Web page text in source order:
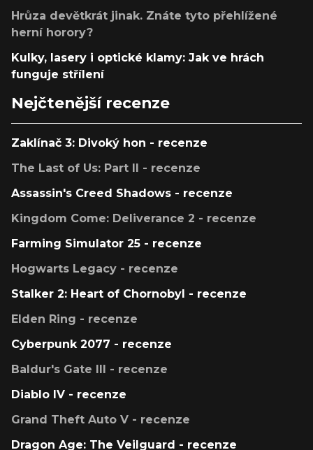
Hrůza devětkrát jinak. Znáte tyto přehlížené
herní horory?
Kulky, lasery i optické klamy: Jak ve hrách
funguje střílení
Nejčtenější recenze
Zaklínač 3: Divoký hon - recenze
The Last of Us: Part II - recenze
Assassin's Creed Shadows - recenze
Kingdom Come: Deliverance 2 - recenze
Farming Simulator 25 - recenze
Hogwarts Legacy - recenze
Stalker 2: Heart of Chornobyl - recenze
Elden Ring - recenze
Cyberpunk 2077 - recenze
Baldur's Gate III - recenze
Diablo IV - recenze
Grand Theft Auto V - recenze
Dragon Age: The Veilguard - recenze